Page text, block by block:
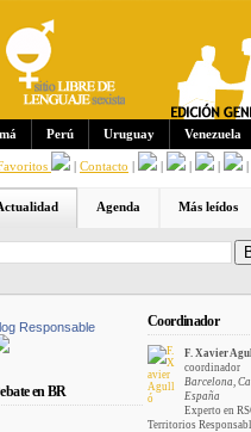
Perú Uruguay Venezuela
| Contacto | | | | |
Agenda Más leídos
Responsable
en BR
Coordinador
F. Xavier
coordinador
Barcelona,
España
Experto en
Territorios